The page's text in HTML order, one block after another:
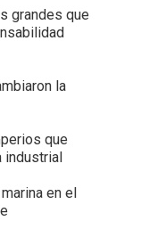
grandes que
la
que
industrial
en el